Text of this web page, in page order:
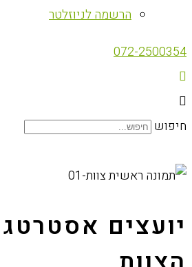
הרשמה לניוזלטר
072-2500354
חיפוש
יועצים